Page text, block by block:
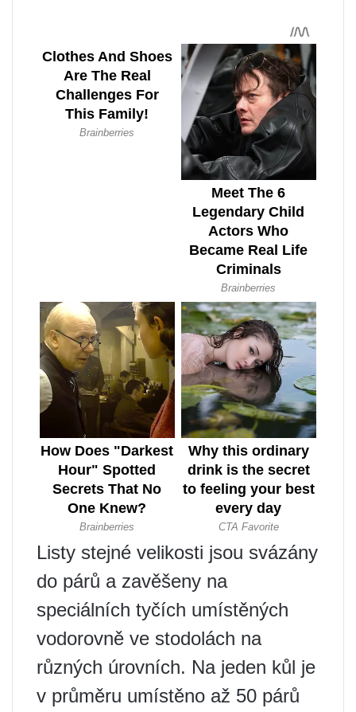
Listy stejné velikosti jsou svázány
do párů a zavěšeny na
speciálních tyčích umístěných
vodorovně ve stodolách na
různých úrovních. Na jeden kůl je
v průměru umístěno až 50 párů